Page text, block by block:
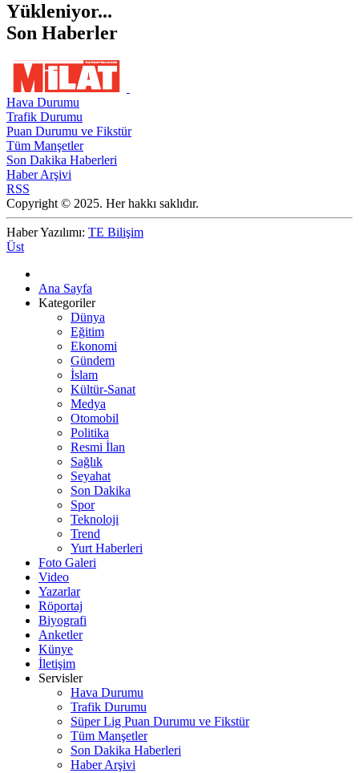
Yükleniyor...
Son Haberler
Hava Durumu
Trafik Durumu
Puan Durumu ve Fikstür
Tüm Manşetler
Son Dakika Haberleri
Haber Arşivi
RSS
Copyright © 2025. Her hakkı saklıdır.
Haber Yazılımı: TE Bilişim
Üst
Ana Sayfa
Kategoriler
Dünya
Eğitim
Ekonomi
Gündem
İslam
Kültür-Sanat
Medya
Otomobil
Politika
Resmi İlan
Sağlık
Seyahat
Son Dakika
Spor
Teknoloji
Trend
Yurt Haberleri
Foto Galeri
Video
Yazarlar
Röportaj
Biyografi
Anketler
Künye
İletişim
Servisler
Hava Durumu
Trafik Durumu
Süper Lig Puan Durumu ve Fikstür
Tüm Manşetler
Son Dakika Haberleri
Haber Arşivi